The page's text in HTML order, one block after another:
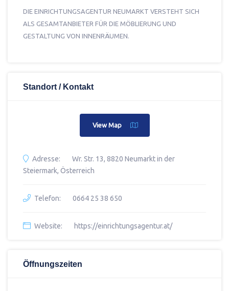
DIE EINRICHTUNGSAGENTUR NEUMARKT VERSTEHT SICH
ALS GESAMTANBIETER FÜR DIE MÖBLIERUNG UND
GESTALTUNG VON INNENRÄUMEN.
Standort / Kontakt
View Map
Adresse:
Wr. Str. 13, 8820 Neumarkt in der
Steiermark, Österreich
Telefon: 0664 25 38 650
Website: https://einrichtungsagentur.at/
Öffnungszeiten